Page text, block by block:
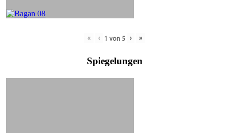
« ‹ 1 von 5 › »
Spiegelungen